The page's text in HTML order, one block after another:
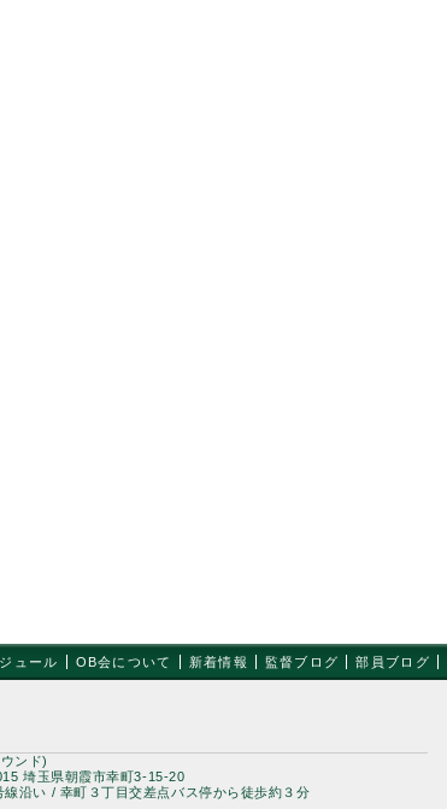
ュール OB会について 新着情報 監督ブログ 部員ブログ
ンド)
埼玉県朝霞市幸町3-15-20
線沿い / 幸町３丁目交差点バス停から徒歩約３分